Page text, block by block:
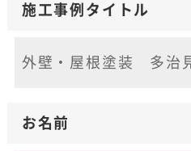
施工事例タイトル
お名前